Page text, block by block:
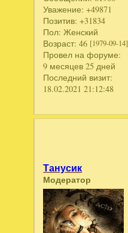
Уважение: +49871
Позитив: +31834
Пол: Женский
Возраст: 46 [1979-09-14]
Провел на форуме:
9 месяцев 25 дней
Последний визит:
18.02.2021 21:12:48
Танусик
Модератор